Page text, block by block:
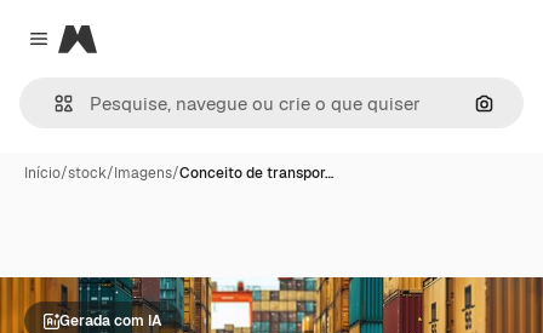
Close menu
Magnific
Início/stock/Imagens/Conceito de transpor…
Gerada com IA